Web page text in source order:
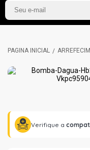
Verifique a